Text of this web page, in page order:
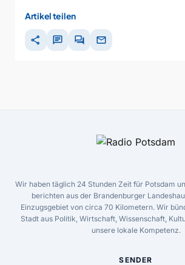
Artikel teilen
share chat forum mail
Wir haben täglich 24 Stunden Zeit für Potsdam
berichten aus der Brandenburger
Einzugsgebiet von circa 70 Kilometern. Wir
Stadt aus Politik, Wirtschaft, Wissenschaft,
unsere lokale Kompetenz.
SENDER